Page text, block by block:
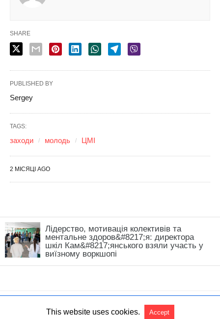
Лідерство, мотивація колективів та
ментальне здоров&#8217;я: директора
шкіл Кам&#8217;янського взяли участь у
виїзному воркшопі
All Rights Reserved View Non-AMP Version
This website uses cookies. Accept